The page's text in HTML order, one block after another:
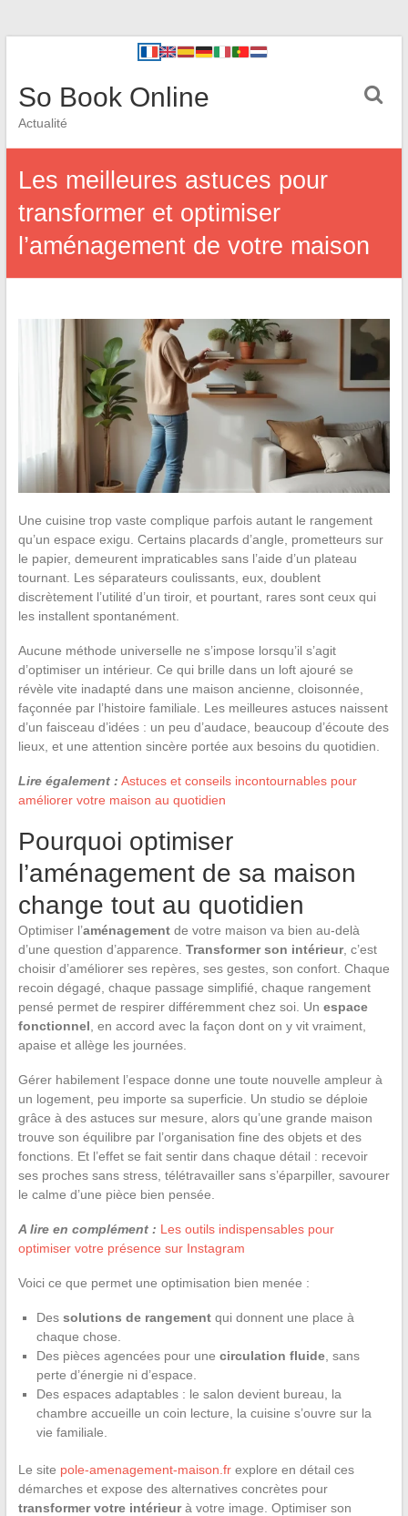
So Book Online
Actualité
Les meilleures astuces pour
transformer et optimiser
l’aménagement de votre maison
Une cuisine trop vaste complique parfois autant le rangement
qu’un espace exigu. Certains placards d’angle, prometteurs sur
le papier, demeurent impraticables sans l’aide d’un plateau
tournant. Les séparateurs coulissants, eux, doublent
discrètement l’utilité d’un tiroir, et pourtant, rares sont ceux qui
les installent spontanément.
Aucune méthode universelle ne s’impose lorsqu’il s’agit
d’optimiser un intérieur. Ce qui brille dans un loft ajouré se
révèle vite inadapté dans une maison ancienne, cloisonnée,
façonnée par l’histoire familiale. Les meilleures astuces naissent
d’un faisceau d’idées : un peu d’audace, beaucoup d’écoute des
lieux, et une attention sincère portée aux besoins du quotidien.
Lire également : Astuces et conseils incontournables pour
améliorer votre maison au quotidien
Pourquoi optimiser
l’aménagement de sa maison
change tout au quotidien
Optimiser l’aménagementde votre maison va bien au-delà
d’une question d’apparence. Transformer son intérieur, c’est
choisir d’améliorer ses repères, ses gestes, son confort. Chaque
recoin dégagé, chaque passage simplifié, chaque rangement
pensé permet de respirer différemment chez soi. Un espace
fonctionnel , en accord avec la façon dont on y vit vraiment,
apaise et allège les journées.
Gérer habilement l’espace donne une toute nouvelle ampleur à
un logement, peu importe sa superficie. Un studio se déploie
grâce à des astuces sur mesure, alors qu’une grande maison
trouve son équilibre par l’organisation fine des objets et des
fonctions. Et l’effet se fait sentir dans chaque détail : recevoir
ses proches sans stress, télétravailler sans s’éparpiller, savourer
le calme d’une pièce bien pensée.
A lire en complément : Les outils indispensables pour
optimiser votre présence sur Instagram
Voici ce que permet une optimisation bien menée :
Des solutions de rangementqui donnent une place à
chaque chose.
Des pièces agencées pour une circulation fluide, sans
perte d’énergie ni d’espace.
Des espaces adaptables : le salon devient bureau, la
chambre accueille un coin lecture, la cuisine s’ouvre sur la
vie familiale.
Le site pole-amenagement-maison.frexplore en détail ces
démarches et expose des alternatives concrètes pour
transformer votre intérieurà votre image. Optimiser son